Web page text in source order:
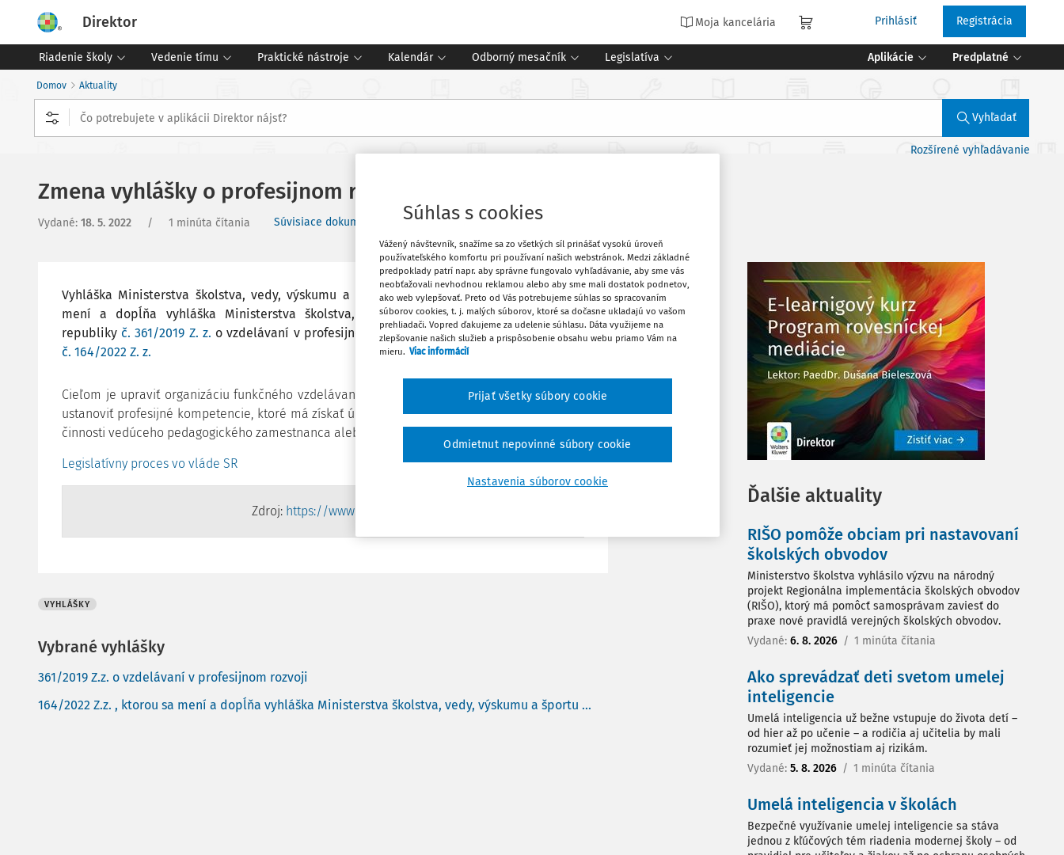
Direktor Moja kancelária Prihlásiť Registrácia
Riadenie školy Vedenie tímu Praktické nástroje Kalendár Odborný mesačník Legislatíva Aplikácie Predplatné
Domov Aktuality
Vyhľadať
Rozšírené vyhľadávanie
Zmena vyhlášky o profesijnom rozvoji
Vydané: 18. 5. 2022 / 1 minúta čítania Súvisiace dokumenty (2)
Vyhláška Ministerstva školstva, vedy, výskumu a športu Slovenskej republiky, ktorou sa
mení a dopĺňa vyhláška Ministerstva školstva, vedy, výskumu a športu Slovenskej
republiky č. 361/2019 Z. z. o vzdelávaní v profesijnom rozvoji vyšla v Zbierke zákonov pod
č. 164/2022 Z. z.
Cieľom je upraviť organizáciu funkčného vzdelávania v súlade s prijatou zmenou v zákone,
ustanoviť profesijné kompetencie, ktoré má získať účastník funkčného vzdelávania na výkon
činnosti vedúceho pedagogického zamestnanca alebo vedúceho odborného zamestnanca.
Legislatívny proces vo vláde SR
Zdroj: https://www.aspi.sk
VYHLÁŠKY
Vybrané vyhlášky
361/2019 Z.z. o vzdelávaní v profesijnom rozvoji
164/2022 Z.z. , ktorou sa mení a dopĺňa vyhláška Ministerstva školstva, vedy, výskumu a športu ...
Obľúbené
Vytlačiť
Ďalšie aktuality
RIŠO pomôže obciam pri nastavovaní
školských obvodov
Ministerstvo školstva vyhlásilo výzvu na národný
projekt Regionálna implementácia školských obvodov
(RIŠO), ktorý má pomôcť samosprávam zaviesť do
praxe nové pravidlá verejných školských obvodov.
Vydané: 6. 8. 2026 / 1 minúta čítania
Ako sprevádzať deti svetom umelej
inteligencie
Umelá inteligencia už bežne vstupuje do života detí –
od hier až po učenie – a rodičia aj učitelia by mali
rozumieť jej možnostiam aj rizikám.
Vydané: 5. 8. 2026 / 1 minúta čítania
Umelá inteligencia v školách
Bezpečné využívanie umelej inteligencie sa stáva
jednou z kľúčových tém riadenia modernej školy – od
Súhlas s cookies
Vážený návštevník, snažíme sa zo všetkých síl prinášať vysokú úroveň
používateľského komfortu pri používaní našich webstránok. Medzi základné
predpoklady patrí napr. aby správne fungovalo vyhľadávanie, aby sme vás
neobťažovali nevhodnou reklamou alebo aby sme mali dostatok podnetov,
ako web vylepšovať. Preto od Vás potrebujeme súhlas so spracovaním
súborov cookies, t. j. malých súborov, ktoré sa dočasne ukladajú vo vašom
prehliadači. Vopred ďakujeme za udelenie súhlasu. Dáta využijeme na
zlepšovanie našich služieb a prispôsobenie obsahu webu priamo Vám na
mieru. Viac informácií
Nastavenia súborov cookie
Odmietnut nepovinné súbory cookie
Prijať všetky súbory cookie